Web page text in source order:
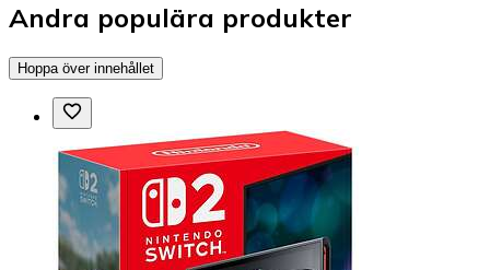
Andra populära produkter
Hoppa över innehållet